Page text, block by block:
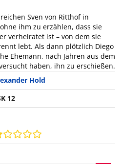
Sven von Ritthof in
ihm zu erzählen, dass sie
verheiratet ist – von dem sie
lebt. Als dann plötzlich Diego
Ehemann, nach Jahren aus dem
haben, ihn zu erschießen.
Hold
12